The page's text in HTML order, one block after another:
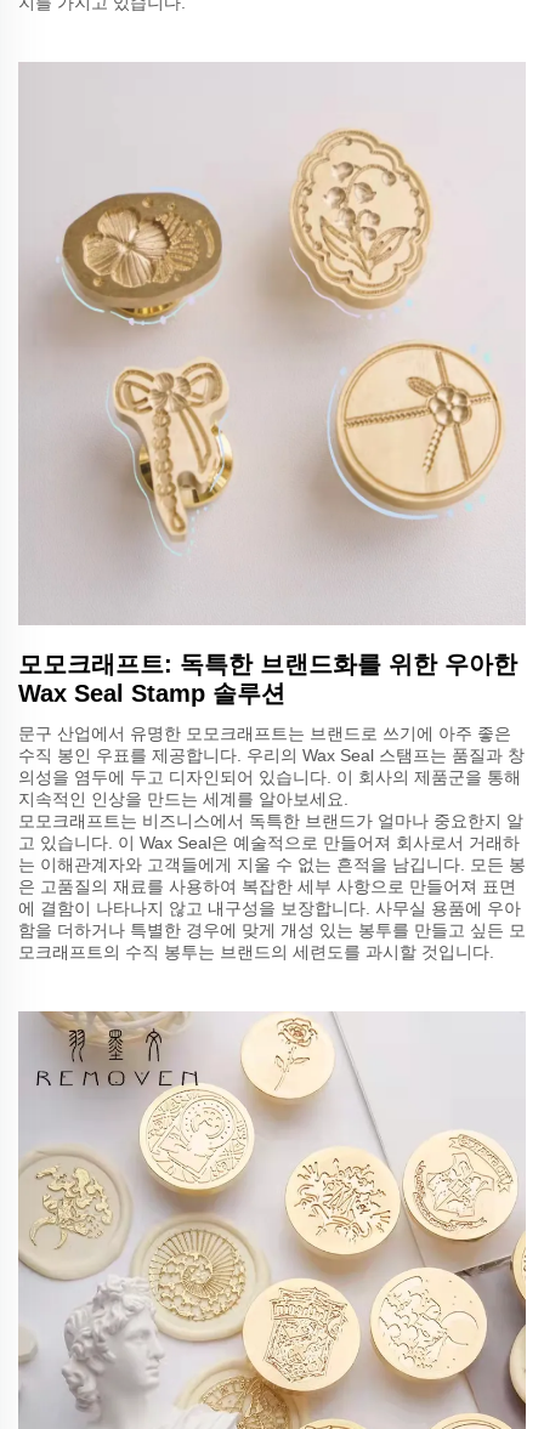
모모크래프트: 독특한 브랜드화를 위한 우아한
Wax Seal Stamp 솔루션
문구 산업에서 유명한 모모크래프트는 브랜드로 쓰기에 아주 좋은
수직 봉인 우표를 제공합니다. 우리의 Wax Seal 스탬프는 품질과 창
의성을 염두에 두고 디자인되어 있습니다. 이 회사의 제품군을 통해
지속적인 인상을 만드는 세계를 알아보세요.
모모크래프트는 비즈니스에서 독특한 브랜드가 얼마나 중요한지 알
고 있습니다. 이 Wax Seal은 예술적으로 만들어져 회사로서 거래하
는 이해관계자와 고객들에게 지울 수 없는 흔적을 남깁니다. 모든 봉
은 고품질의 재료를 사용하여 복잡한 세부 사항으로 만들어져 표면
에 결함이 나타나지 않고 내구성을 보장합니다. 사무실 용품에 우아
함을 더하거나 특별한 경우에 맞게 개성 있는 봉투를 만들고 싶든 모
모크래프트의 수직 봉투는 브랜드의 세련도를 과시할 것입니다.